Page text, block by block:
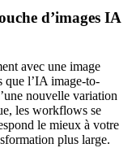
d’images IA
avec une image
que l’IA image-to-
nouvelle variation
les workflows se
le mieux à votre
plus large.